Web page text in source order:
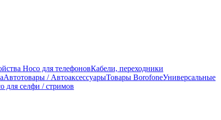
Hoco для телефоновКабели, переходники
Автотовары / АвтоаксессуарыТовары BorofoneУниверсальные
для селфи / стримов